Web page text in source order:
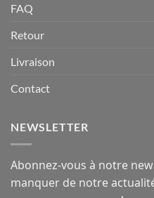
FAQ
Retour
Livraison
Contact
NEWSLETTER
Abonnez-vous à notre
manquer de notre